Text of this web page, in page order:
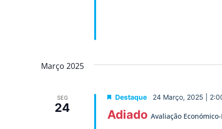
Março 2025
SEG
24 Adiado Avaliação
Destaque 24 Março, 2025 |